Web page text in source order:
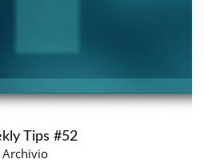
Tips #52
Archivio